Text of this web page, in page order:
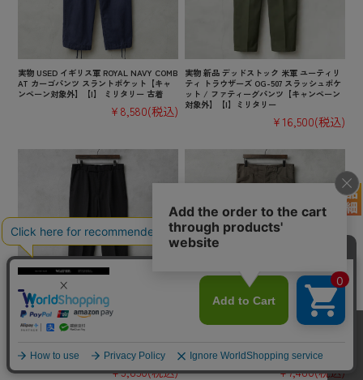
実物 USED イギリス軍 ROYAL NAVY COMB
AT カーゴパンツ スラントポケット【キャ
ンペーン対象外】【I】 ミリタリー 古着
¥8,580(税込)
実物 新品 デッドストック 米軍 ユーティリ
ティ トラウザーズ OG-507 スラッシュポケ
ット / ファティーグパンツ【キャンペーン
対象外】【I】ミリタリー
¥16,500(税込)
実物 USED イギリス軍 ROYAL NAVY No.3
Dress トラウザーズ / オフィサーパンツ
着
¥3,850(税込)
実物 新品 デッドストック オーストリア軍
【I】ミリタリー
¥7,480(税込)